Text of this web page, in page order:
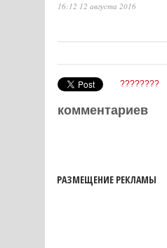
16:12 12 августа 2016
????????
комментариев
РАЗМЕЩЕНИЕ РЕКЛАМЫ